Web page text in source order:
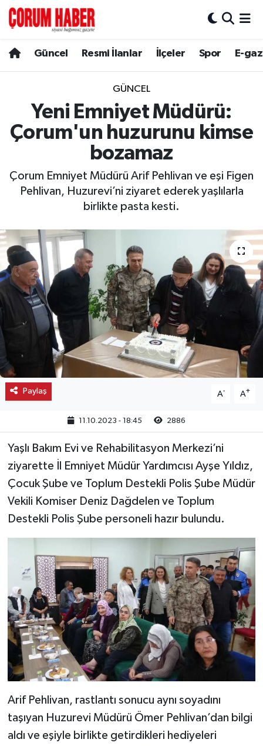
Güncel Resmi İlanlar İlçeler Spor E-
GÜNCEL
Yeni Emniyet Müdürü:
Çorum'un huzurunu kimse
bozamaz
Çorum Emniyet Müdürü Arif Pehlivan ve eşi Figen
Pehlivan, Huzurevi’ni ziyaret ederek yaşlılarla
birlikte pasta kesti.
Paylaş A- A+
11.10.2023 - 18:45 2886
Yaşlı Bakım Evi ve Rehabilitasyon Merkezi’ni
ziyarette İl Emniyet Müdür Yardımcısı Ayşe Yıldız,
Çocuk Şube ve Toplum Destekli Polis Şube Müdür
Vekili Komiser Deniz Dağdelen ve Toplum
Destekli Polis Şube personeli hazır bulundu.
Arif Pehlivan, rastlantı sonucu aynı soyadını
taşıyan Huzurevi Müdürü Ömer Pehlivan’dan bilgi
aldı ve eşiyle birlikte getirdikleri hediyeleri
Spor
Resmi İlanlar
Alaca
Boğazkale
İskilip
Kargı
Laçin
Mecitözü
Oğuzlar
Osmancık
Sungurlu
Uğurludağ
Sağlık
Hava Durumu
Çorum Namaz Vakitleri
Trafik Durumu
Tüm Manşetler
Haber Arşivi